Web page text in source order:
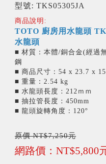
型號: TKS05305JA
商品說明:
TOTO 廚房用水龍頭
水龍頭
■ 材質：本體/銅合金(經過
鋼
‎■ 商品尺寸：54 x 23.7 x
■ 重量：2.54 kg
■ 水龍頭長度：212ｍｍ
■ 抽拉管長度：450mm
■ 龍頭旋轉角度：120°
原價 NT$7,250元
網路價：NT$5,800